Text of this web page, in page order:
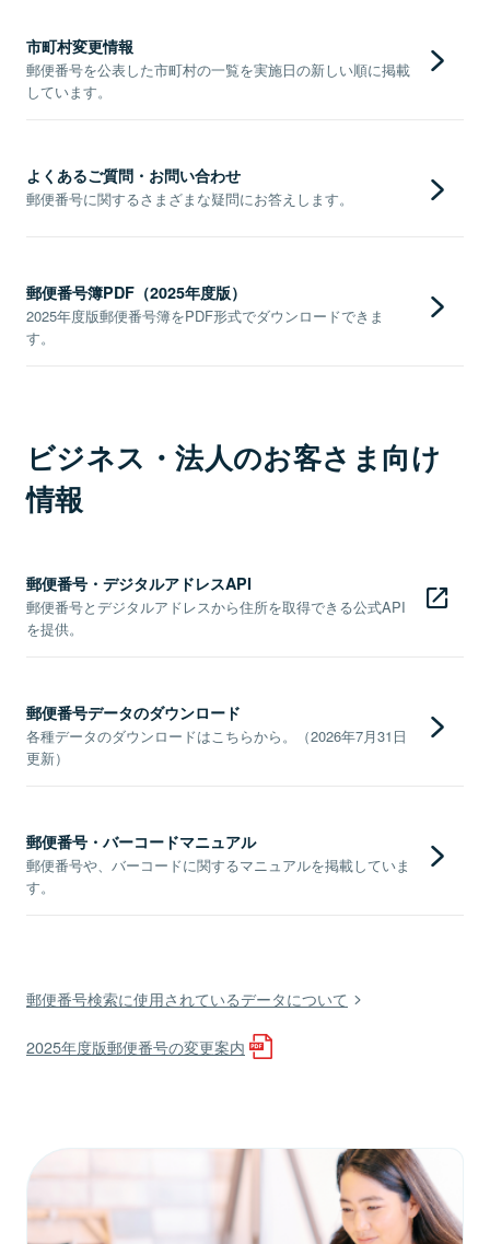
市町村変更情報
郵便番号を公表した市町村の一覧を実施日の新しい順に掲載
しています。
よくあるご質問・お問い合わせ
郵便番号に関するさまざまな疑問にお答えします。
郵便番号簿PDF（2025年度版）
2025年度版郵便番号簿をPDF形式でダウンロードできま
す。
ビジネス・法人のお客さま向け
情報
郵便番号・デジタルアドレスAPI
郵便番号とデジタルアドレスから住所を取得できる公式API
を提供。
郵便番号データのダウンロード
各種データのダウンロードはこちらから。（2026年7月31日
更新）
郵便番号・バーコードマニュアル
郵便番号や、バーコードに関するマニュアルを掲載していま
す。
郵便番号検索に使用されているデータについて
2025年度版郵便番号の変更案内